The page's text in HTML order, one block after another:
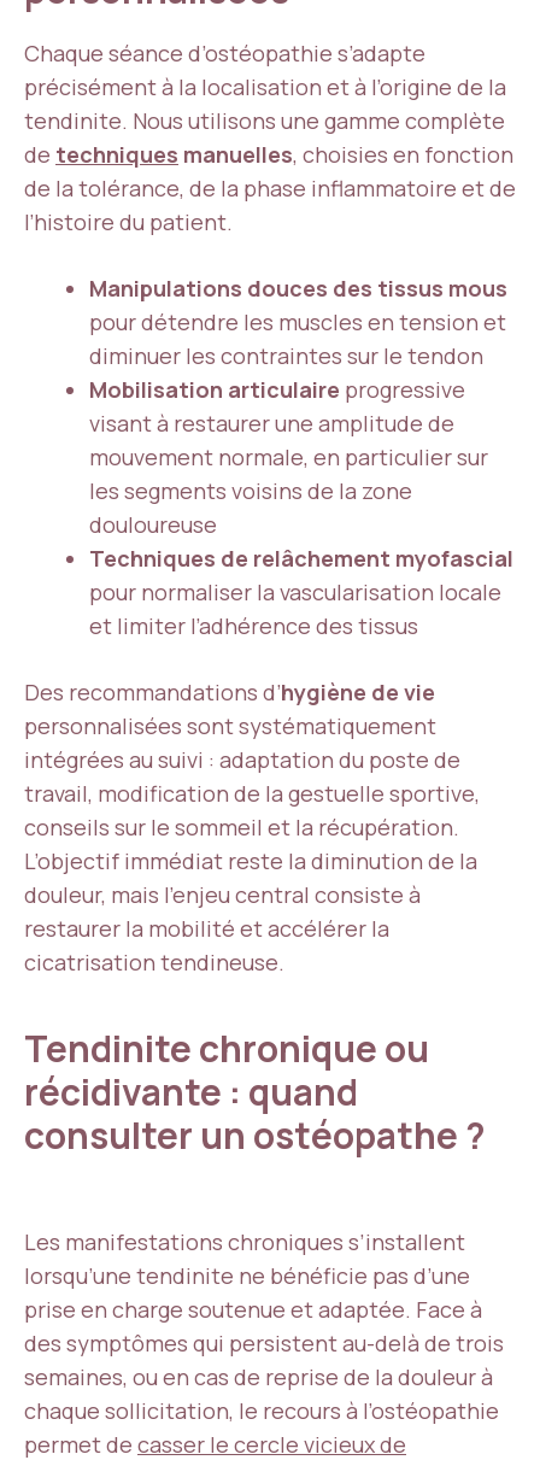
Chaque séance d’ostéopathie s’adapte
précisément à la localisation et à l’origine de la
tendinite. Nous utilisons une gamme complète
de techniques manuelles, choisies en fonction
de la tolérance, de la phase inflammatoire et de
l’histoire du patient.
Manipulations douces des tissus mous
pour détendre les muscles en tension et
diminuer les contraintes sur le tendon
Mobilisation articulaire progressive
visant à restaurer une amplitude de
mouvement normale, en particulier sur
les segments voisins de la zone
douloureuse
Techniques de relâchement myofascial
pour normaliser la vascularisation locale
et limiter l’adhérence des tissus
Des recommandations d’hygiène de vie
personnalisées sont systématiquement
intégrées au suivi : adaptation du poste de
travail, modification de la gestuelle sportive,
conseils sur le sommeil et la récupération.
L’objectif immédiat reste la diminution de la
douleur, mais l’enjeu central consiste à
restaurer la mobilité et accélérer la
cicatrisation tendineuse.
Tendinite chronique ou
récidivante : quand
consulter un ostéopathe ?
Les manifestations chroniques s’installent
lorsqu’une tendinite ne bénéficie pas d’une
prise en charge soutenue et adaptée. Face à
des symptômes qui persistent au-delà de trois
semaines, ou en cas de reprise de la douleur à
chaque sollicitation, le recours à l’ostéopathie
permet de casser le cercle vicieux de